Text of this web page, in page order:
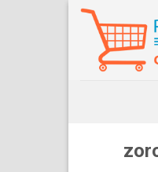
Skip
content